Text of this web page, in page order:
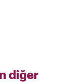
diğer